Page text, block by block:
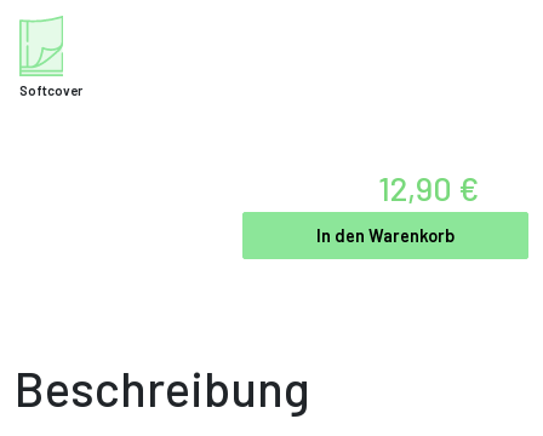
Softcover
12,90 €
In den Warenkorb
Beschreibung